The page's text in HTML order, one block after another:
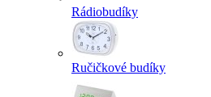
Rádiobudíky
Ručičkové budíky